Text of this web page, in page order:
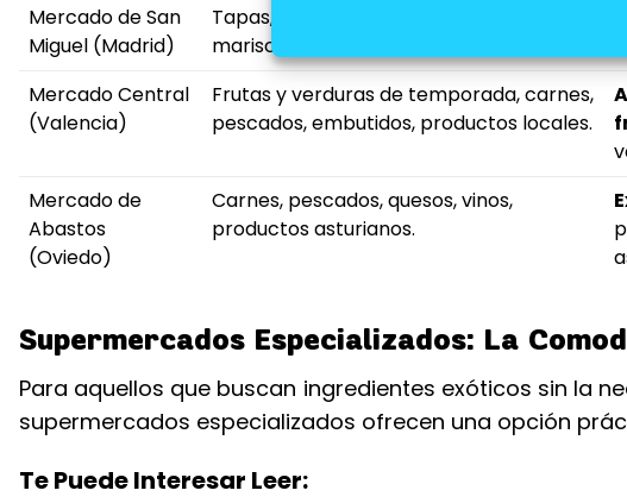
Mercado de San
Miguel (Madrid)
Tapas, productos gourmet, pescados y
mariscos frescos, vinos españoles.
Mercado Central
(Valencia)
Frutas y verduras de temporada, carnes,
pescados, embutidos, productos locales.
Mercado de
Abastos
(Oviedo)
Carnes, pescados, quesos, vinos,
productos asturianos.
Supermercados Especializados: La
Para aquellos que buscan ingredientes exóticos sin la
supermercados especializados ofrecen una opción
Te Puede Interesar Leer: